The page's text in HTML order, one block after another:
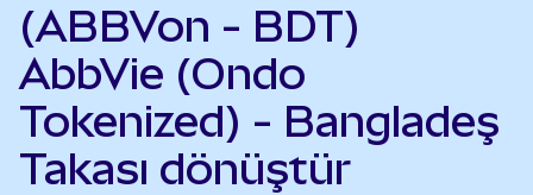
(ABBVon - BDT)
AbbVie (Ondo
Tokenized) - Bangladeş
Takası dönüştür